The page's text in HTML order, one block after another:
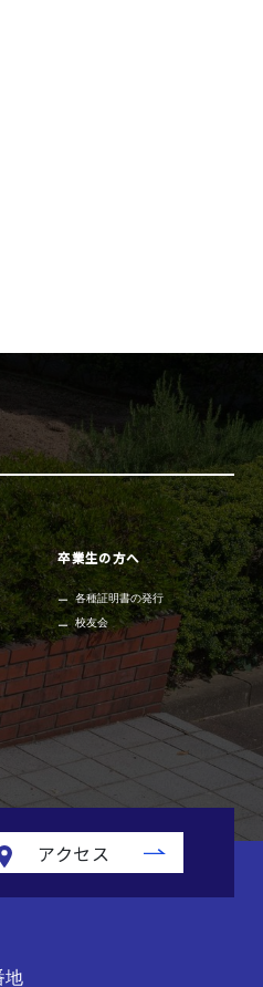
卒業生の方へ
各種証明書の発行
校友会
アクセス
地